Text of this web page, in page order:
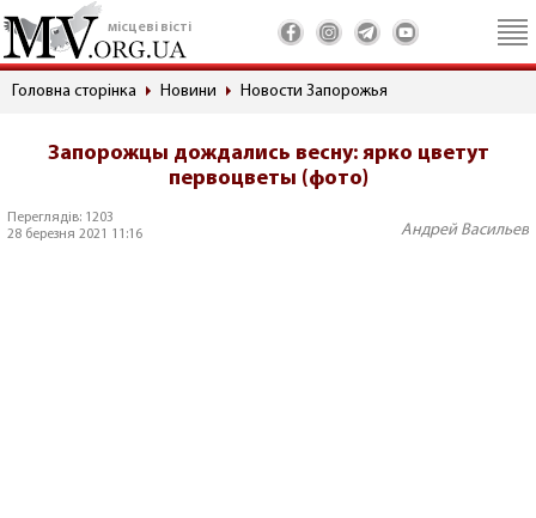
місцеві вісті
Головна сторінка Новини Новости Запорожья
Запорожцы дождались весну: ярко цветут
первоцветы (фото)
Переглядів: 1203
28 березня 2021 11:16
Андрей Васильев